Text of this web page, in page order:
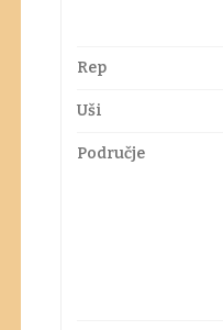
Rep
Uši
Područje